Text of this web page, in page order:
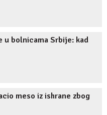
u bolnicama Srbije: kad
meso iz ishrane zbog